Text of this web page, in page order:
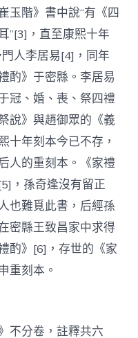
玉階》書中說“有《四
”[3]，直至康熙十年
人李居易[4]，同年
酌》于密縣。李居易
冠、婚、喪、祭四禮
說》與趙御眾的《義
十年刻本今已不存，
人的重刻本。《家禮
，孫奇逢沒有留正
也難覓此書，后經孫
密縣王致昌家中求得
酌》[6]，存世的《家
重刻本。
不分卷，註釋共六